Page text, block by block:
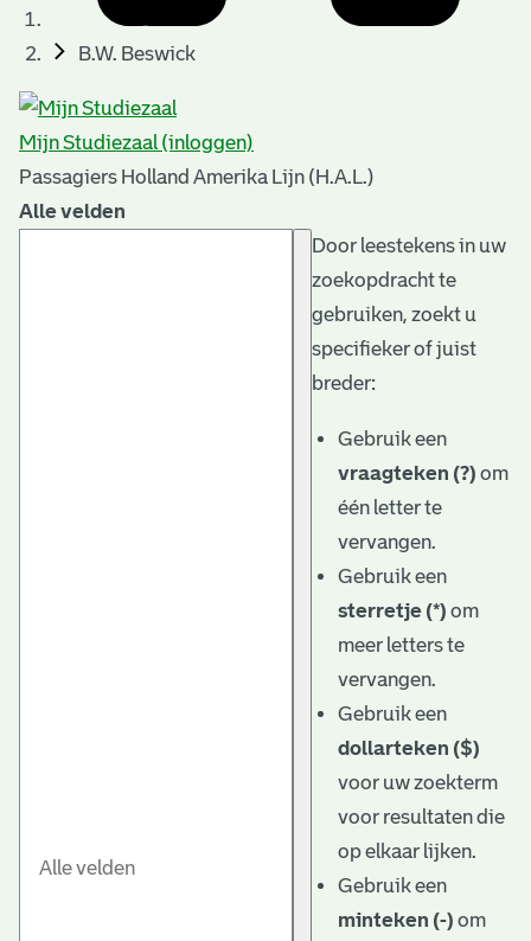
B.W. Beswick
Mijn Studiezaal (inloggen)
Passagiers Holland Amerika Lijn (H.A.L.)
Alle velden
Door leestekens in uw
zoekopdracht te
gebruiken, zoekt u
specifieker of juist
breder:
Gebruik een
vraagteken (?) om
één letter te
vervangen.
Gebruik een
sterretje (*) om
meer letters te
vervangen.
Gebruik een
dollarteken ($)
voor uw zoekterm
voor resultaten die
op elkaar lijken.
Gebruik een
minteken (-) om